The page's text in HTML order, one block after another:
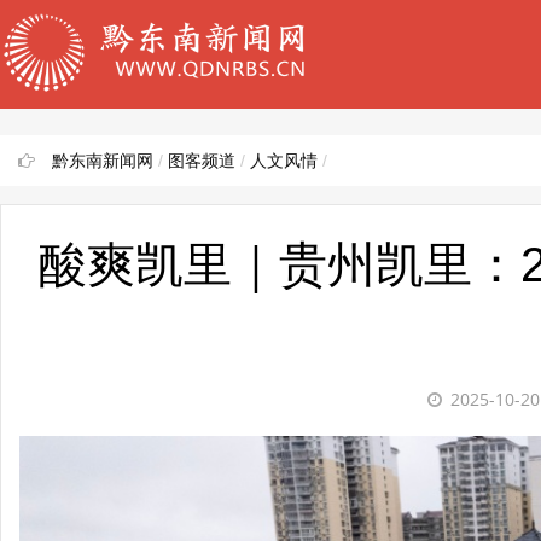
黔东南新闻网 / 图客频道 / 人文风情 /
酸爽凯里｜贵州凯里
2025-10-